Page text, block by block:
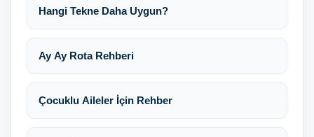
Hangi Tekne Daha Uygun?
Ay Ay Rota Rehberi
Çocuklu Aileler İçin Rehber